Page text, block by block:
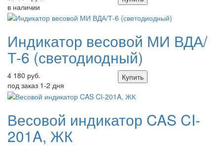
в наличии
Индикатор весовой МИ ВДА/
Т-6 (светодиодный)
4 180 руб.
под заказ 1-2 дня
Купить
Весовой индикатор CAS CI-
201A, ЖК